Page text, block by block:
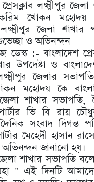
লক্ষ্মীপুর জেলা
খোকন মহোদয়
লক্ষ্মীপুর জেলা
ও অভিনন্দন
ডেস্ক :- বাংলাদেশ
উপদেষ্টা ও
জেলার
মহোদয় কে
জেলা শাখার সভাপতি,
ভি বি রায়
সংবাদ দিগন্ত
মেহেদী হাসান
জানানো হয়।
শাখার সভাপতি
" এই দিনটি